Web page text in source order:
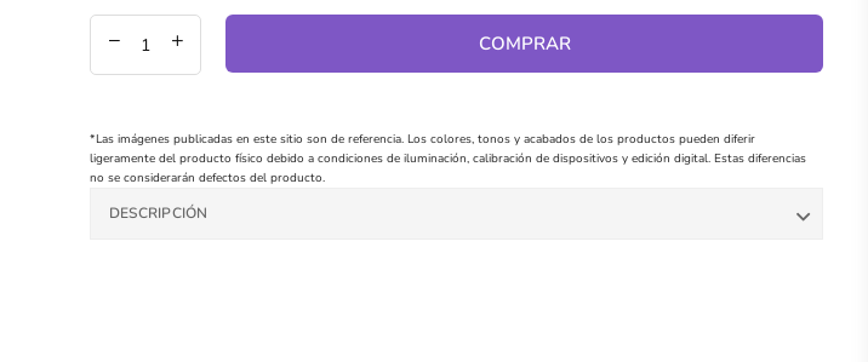
regular
COMPRAR
*Las imágenes publicadas en este sitio son de referencia. Los colores, tonos y acabados de los productos pueden diferir
ligeramente del producto físico debido a condiciones de iluminación, calibración de dispositivos y edición digital. Estas diferencias
no se considerarán defectos del producto.
DESCRIPCIÓN